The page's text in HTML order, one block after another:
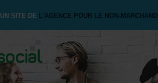
UN SITE DE L'AGENCE POUR LE NON-MARCHAND